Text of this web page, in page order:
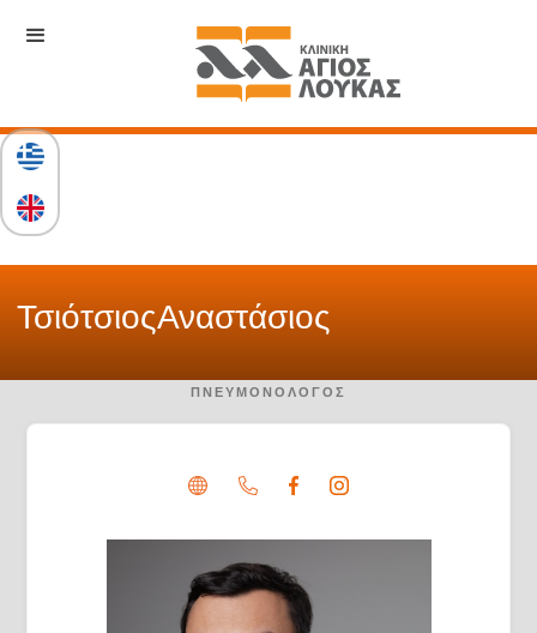
ΤσιότσιοςΑναστάσιος
ΠΝΕΥΜΟΝΟΛΌΓΟΣ